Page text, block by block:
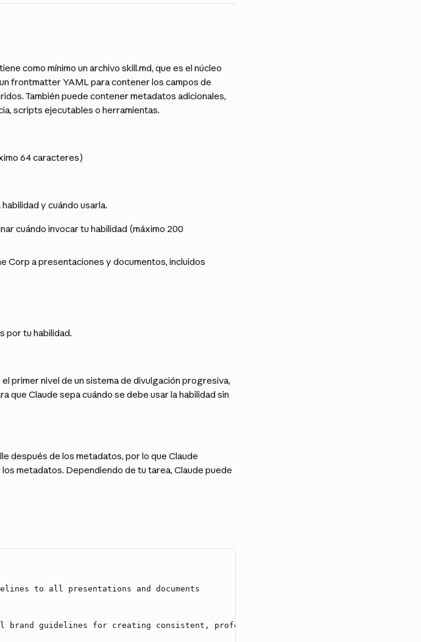
como mínimo un archivo skill.md, que es el núcleo
frontmatter YAML para contener los campos de
También puede contener metadatos adicionales,
scripts ejecutables o herramientas.
64 caracteres)
y cuándo usarla.
cuándo invocar tu habilidad (máximo 200
Corp a presentaciones y documentos, incluidos
por tu habilidad.
primer nivel de un sistema de divulgación progresiva,
que Claude sepa cuándo se debe usar la habilidad sin
después de los metadatos, por lo que Claude
metadatos. Dependiendo de tu tarea, Claude puede
to all presentations and documents
guidelines for creating consistent, professional materials. When creating